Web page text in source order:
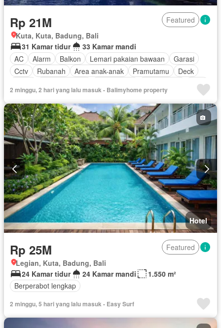
Rp 21M
Featured
Kuta, Kuta, Badung, Bali
31 Kamar tidur
33 Kamar mandi
AC
Alarm Balkon Lemari pakaian bawaan
Garasi
Cctv
Rubanah Area anak-anak Pramutamu
Deck
Gym
Hot water
Dapur terpadu Internet Jacuzzi
Gas alam
Outdoor entertaining area
Secure parking
Keamanan
Kolam renang
Teras Televisi
Keamanan 24 jam
Kabel video
Air Tangki air Wifi
Halaman
Berperabot lengkap
2 minggu, 2 hari yang lalu masuk - Balimyhome property
Hotel
Rp 25M
Featured
Legian, Kuta, Badung, Bali
24 Kamar tidur
24 Kamar mandi
1.550 m²
Berperabot lengkap
2 minggu, 5 hari yang lalu masuk - Easy Surf